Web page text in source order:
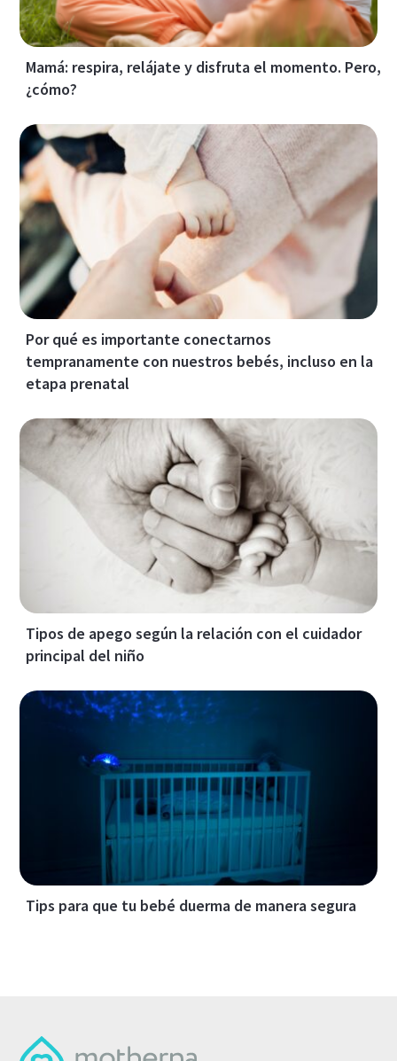
Mamá: respira, relájate y disfruta el momento. Pero,
¿cómo?
Por qué es importante conectarnos
tempranamente con nuestros bebés, incluso en la
etapa prenatal
Tipos de apego según la relación con el cuidador
principal del niño
Tips para que tu bebé duerma de manera segura